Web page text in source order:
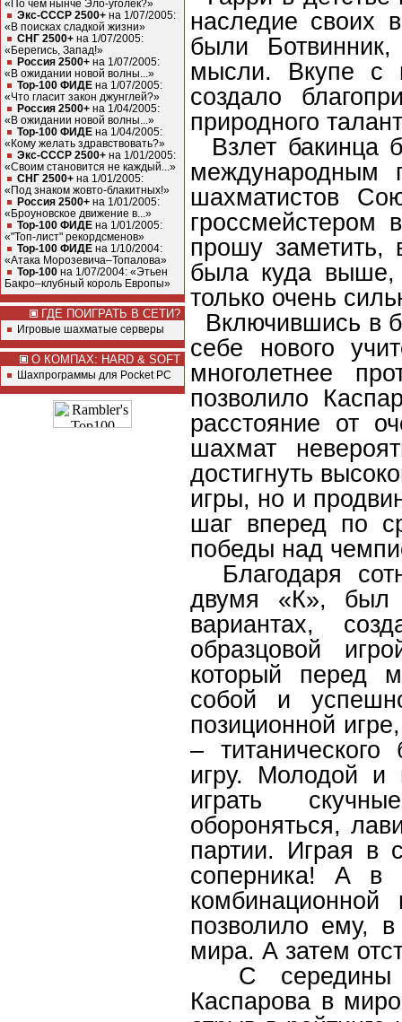
«По чем нынче Эло-уголёк?»
Экс-СССР 2500+ на 1/07/2005:
«В поисках сладкой жизни»
СНГ 2500+ на 1/07/2005:
«Берегись, Запад!»
Россия 2500+ на 1/07/2005:
«В ожидании новой волны...»
Top-100 ФИДЕ на 1/07/2005:
«Что гласит закон джунглей?»
Россия 2500+ на 1/04/2005:
«В ожидании новой волны...»
Top-100 ФИДЕ на 1/04/2005:
«Кому желать здравствовать?»
Экс-СССР 2500+ на 1/01/2005:
«Cвоим становится не каждый...»
СНГ 2500+ на 1/01/2005:
«Под знаком жовто-блакитных!»
Россия 2500+ на 1/01/2005:
«Броуновское движение в...»
Top-100 ФИДЕ на 1/01/2005:
«"Топ-лист" рекордсменов»
Top-100 ФИДЕ на 1/10/2004:
«Атака Морозевича–Топалова»
Top-100 на 1/07/2004: «Этьен
Бакро–клубный король Европы»
ГДЕ ПОИГРАТЬ В СЕТИ?
Игровые шахматые серверы
О КОМПАХ: HARD & SOFT
Шахпрограммы для Pocket PC
наследие своих
были
мысли. Вкупе с
создало
природного
Взлет бакинца
международным
шахматистов
прошу заметить,
была куда выше,
только очень
Включившись в
себе нового
многолетнее
позволило
расстояние от
шахмат
достигнуть
игры, но и
шаг вперед по
победы над
Благодаря
двумя «К», был
вариантах,
образцовой
который перед
собой и
позиционной
–
игру. Молодой и
играть
обороняться,
партии. Играя в
соперника! А в
позволило ему,
мира. А затем
С середины
Каспарова в